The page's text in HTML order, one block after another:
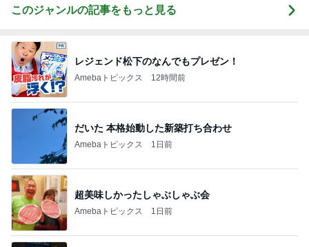
このジャンルの記事をもっと見る
レジェンド松下のなんでもプレゼン！
Amebaトピックス 12時間前
だいた 本格始動した新築打ち合わせ
Amebaトピックス 1日前
超美味しかったしゃぶしゃぶ会
Amebaトピックス 1日前